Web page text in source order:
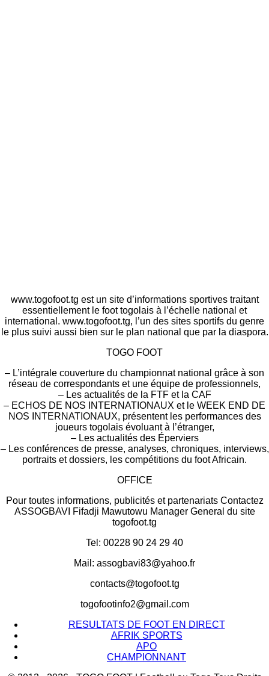
www.togofoot.tg est un site d’informations sportives traitant
essentiellement le foot togolais à l’échelle national et
international. www.togofoot.tg, l’un des sites sportifs du genre
le plus suivi aussi bien sur le plan national que par la diaspora.
TOGO FOOT
– L’intégrale couverture du championnat national grâce à son
réseau de correspondants et une équipe de professionnels,
– Les actualités de la FTF et la CAF
– ECHOS DE NOS INTERNATIONAUX et le WEEK END DE
NOS INTERNATIONAUX, présentent les performances des
joueurs togolais évoluant à l’étranger,
– Les actualités des Éperviers
– Les conférences de presse, analyses, chroniques, interviews,
portraits et dossiers, les compétitions du foot Africain.
OFFICE
Pour toutes informations, publicités et partenariats Contactez
ASSOGBAVI Fifadji Mawutowu Manager General du site
togofoot.tg
Tel: 00228 90 24 29 40
Mail: assogbavi83@yahoo.fr
contacts@togofoot.tg
togofootinfo2@gmail.com
RESULTATS DE FOOT EN DIRECT
AFRIK SPORTS
APO
CHAMPIONNANT